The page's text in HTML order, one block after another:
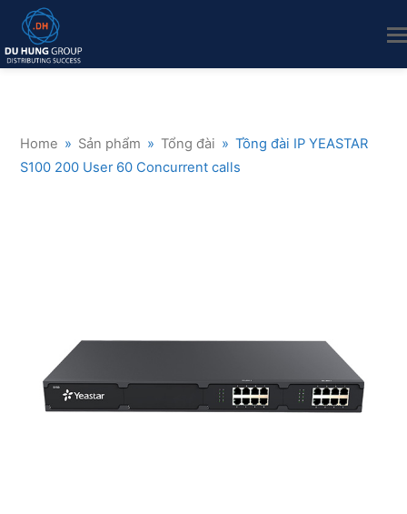
Home » Sản phẩm » Tổng đài » Tồng đài IP YEASTAR
S100 200 User 60 Concurrent calls